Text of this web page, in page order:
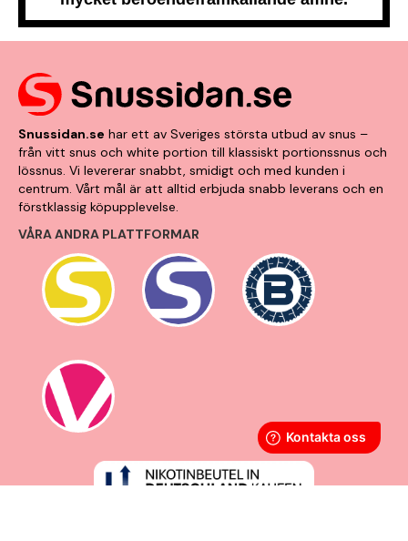
Snussidan.se har ett av Sveriges största utbud av snus –
från vitt snus och white portion till klassiskt portionssnus och
lössnus. Vi levererar snabbt, smidigt och med kunden i
centrum. Vårt mål är att alltid erbjuda snabb leverans och en
förstklassig köpupplevelse.
VÅRA ANDRA PLATTFORMAR